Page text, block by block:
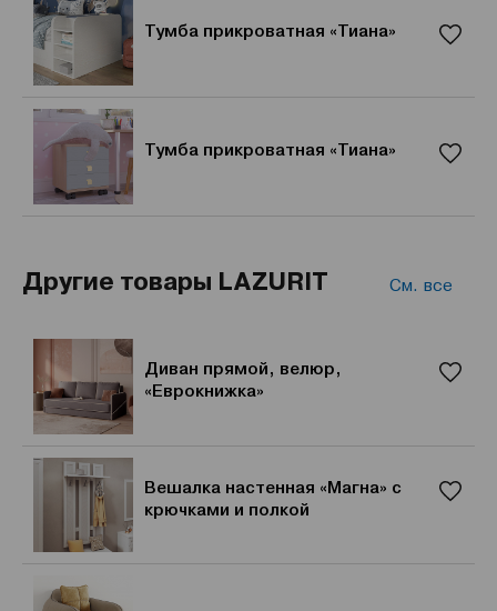
Тумба прикроватная «Тиана»
Тумба прикроватная «Тиана»
Другие товары LAZURIT См. все
Диван прямой, велюр,
«Еврокнижка»
Вешалка настенная «Магна» с
крючками и полкой